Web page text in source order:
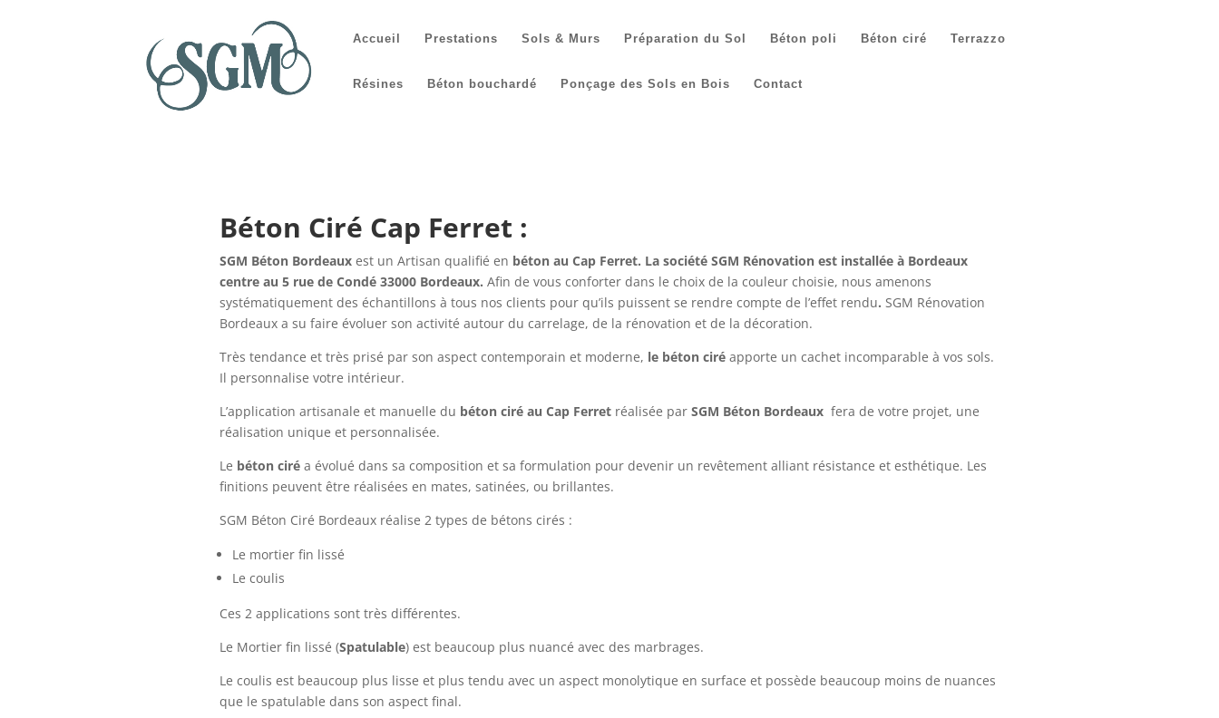
Accueil Prestations Sols & Murs Préparation du Sol Béton poli Béton ciré Terrazzo
Résines Béton bouchardé Ponçage des Sols en Bois Contact
Béton Ciré Cap Ferret :
SGM Béton Bordeaux est un Artisan qualifié en béton au Cap Ferret. La société SGM Rénovation est installée à Bordeaux
centre au 5 rue de Condé 33000 Bordeaux. Afin de vous conforter dans le choix de la couleur choisie, nous amenons
systématiquement des échantillons à tous nos clients pour qu’ils puissent se rendre compte de l’effet rendu. SGM Rénovation
Bordeaux a su faire évoluer son activité autour du carrelage, de la rénovation et de la décoration.
Très tendance et très prisé par son aspect contemporain et moderne, le béton ciréapporte un cachet incomparable à vos sols.
Il personnalise votre intérieur.
L’application artisanale et manuelle du béton ciré au Cap Ferretréalisée par SGM Béton Bordeauxfera de votre projet, une
réalisation unique et personnalisée.
Le béton ciréa évolué dans sa composition et sa formulation pour devenir un revêtement alliant résistance et esthétique. Les
finitions peuvent être réalisées en mates, satinées, ou brillantes.
SGM Béton Ciré Bordeaux réalise 2 types de bétons cirés :
Le mortier fin lissé
Le coulis
Ces 2 applications sont très différentes.
Le Mortier fin lissé (Spatulable) est beaucoup plus nuancé avec des marbrages.
Le coulis est beaucoup plus lisse et plus tendu avec un aspect monolytique en surface et possède beaucoup moins de nuances
que le spatulable dans son aspect final.